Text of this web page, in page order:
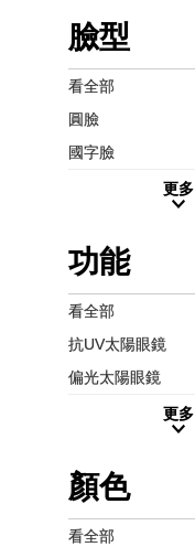
臉型
看全部
圓臉
國字臉
更多
功能
看全部
抗UV太陽眼鏡
偏光太陽眼鏡
更多
顏色
看全部